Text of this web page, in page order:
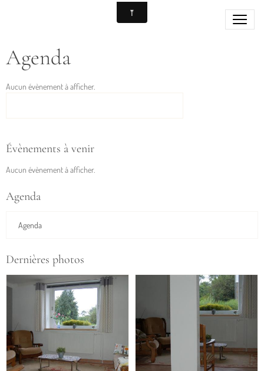
Agenda
Aucun évènement à afficher.
Évènements à venir
Aucun évènement à afficher.
Agenda
Agenda
Dernières photos